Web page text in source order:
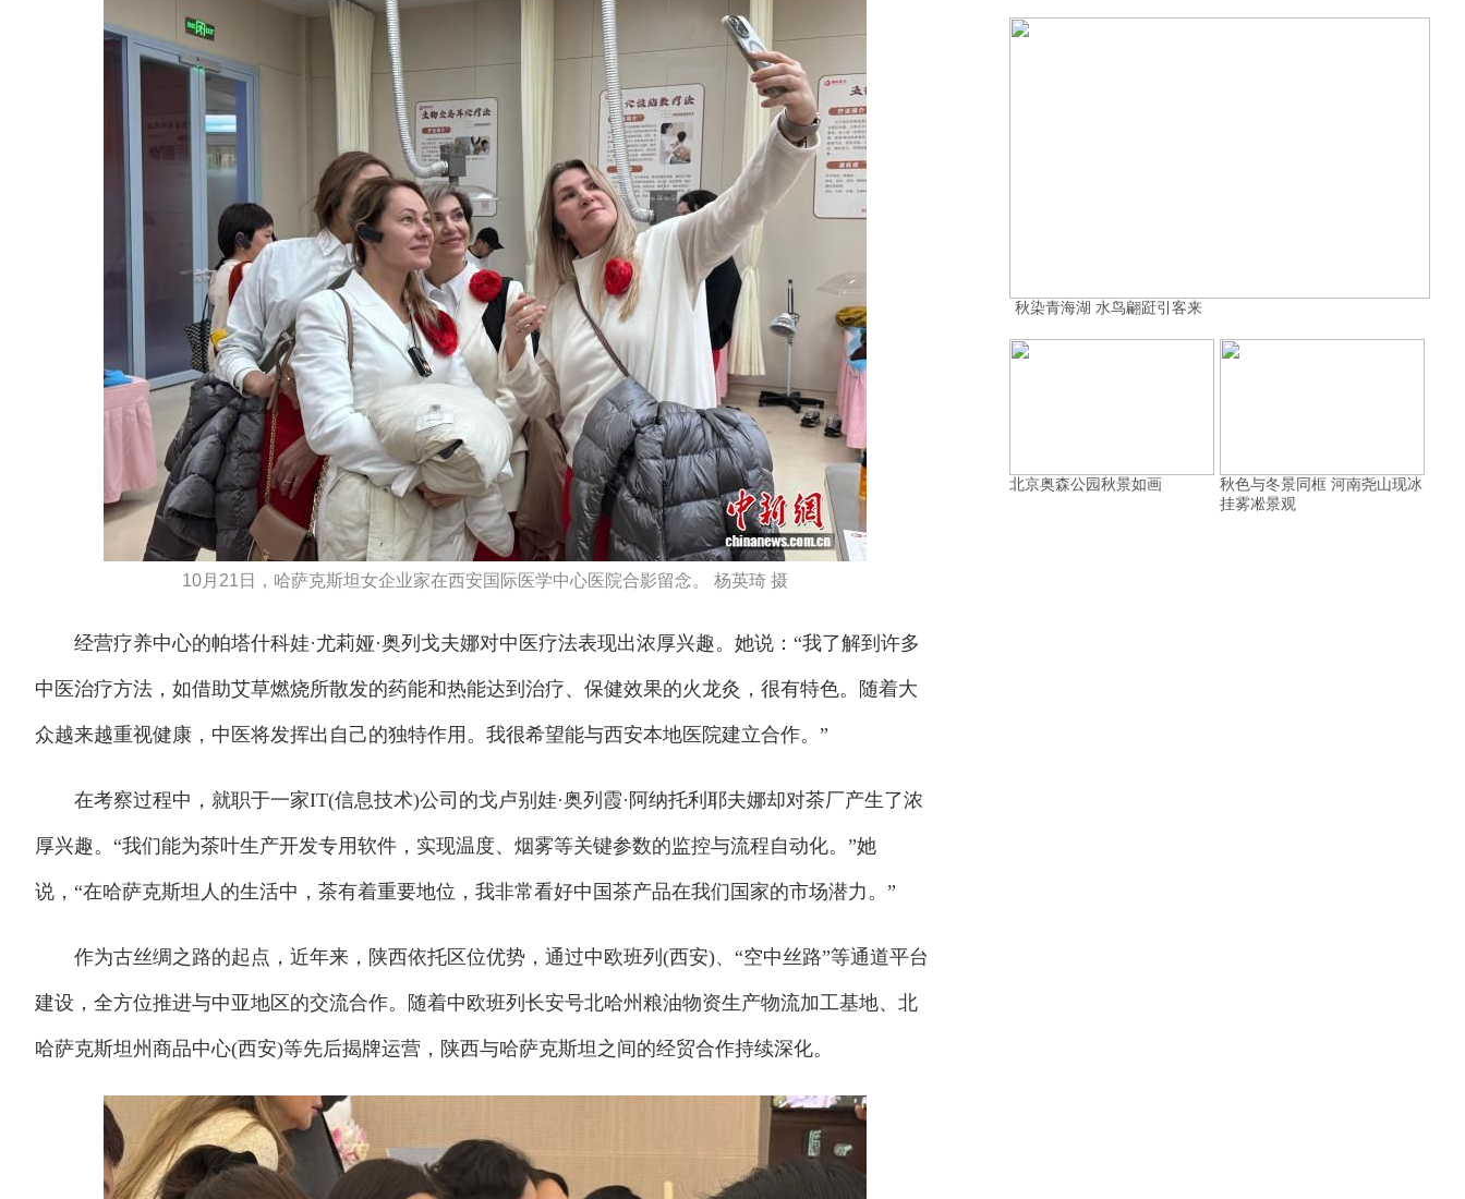
10月21日，哈萨克斯坦女企业家在西安国际医学中心医院合影留念。 杨英琦 摄
经营疗养中心的帕塔什科娃·尤莉娅·奥列戈夫娜对中医疗法表现出浓厚兴趣。她说：“我了解到许多
中医治疗方法，如借助艾草燃烧所散发的药能和热能达到治疗、保健效果的火龙灸，很有特色。随着大
众越来越重视健康，中医将发挥出自己的独特作用。我很希望能与西安本地医院建立合作。”
在考察过程中，就职于一家IT(信息技术)公司的戈卢别娃·奥列霞·阿纳托利耶夫娜却对茶厂产生了浓
厚兴趣。“我们能为茶叶生产开发专用软件，实现温度、烟雾等关键参数的监控与流程自动化。”她
说，“在哈萨克斯坦人的生活中，茶有着重要地位，我非常看好中国茶产品在我们国家的市场潜力。”
作为古丝绸之路的起点，近年来，陕西依托区位优势，通过中欧班列(西安)、“空中丝路”等通道平台
建设，全方位推进与中亚地区的交流合作。随着中欧班列长安号北哈州粮油物资生产物流加工基地、北
哈萨克斯坦州商品中心(西安)等先后揭牌运营，陕西与哈萨克斯坦之间的经贸合作持续深化。
秋染青海湖 水鸟翩跹引客来
北京奥森公园秋景如画
秋色与冬景同框 河南尧山现冰
挂雾凇景观